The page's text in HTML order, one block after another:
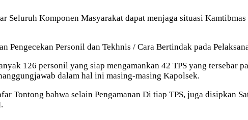
Seluruh Komponen Masyarakat dapat menjaga situasi
Pengecekan Personil dan Tekhnis / Cara Bertindak pada
126 personil yang siap mengamankan 42 TPS yang tersebar
dalam hal ini masing-masing Kapolsek.
Tontong bahwa selain Pengamanan Di tiap TPS, juga disipkan